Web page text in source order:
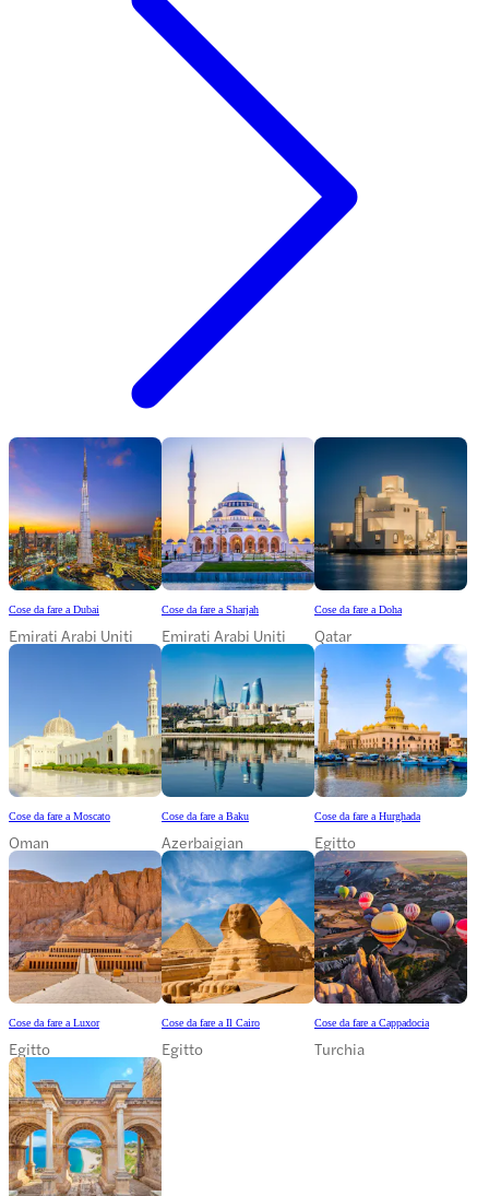
Cose da fare a Dubai
Emirati Arabi Uniti
Cose da fare a Sharjah
Emirati Arabi Uniti
Cose da fare a Doha
Qatar
Cose da fare a Moscato
Oman
Cose da fare a Baku
Azerbaigian
Cose da fare a Hurghada
Egitto
Cose da fare a Luxor
Egitto
Cose da fare a Il Cairo
Egitto
Cose da fare a Cappadocia
Turchia